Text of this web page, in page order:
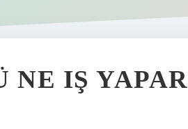
NE IŞ YAPAR